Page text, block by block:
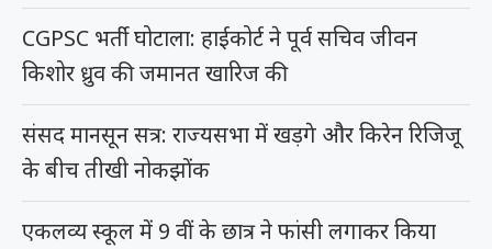
CGPSC भर्ती घोटाला: हाईकोर्ट ने पूर्व सचिव जीवन
किशोर ध्रुव की जमानत खारिज की
संसद मानसून सत्र: राज्यसभा में खड़गे और किरेन रिजिजू
के बीच तीखी नोकझोंक
एकलव्य स्कूल में 9 वीं के छात्र ने फांसी लगाकर किया